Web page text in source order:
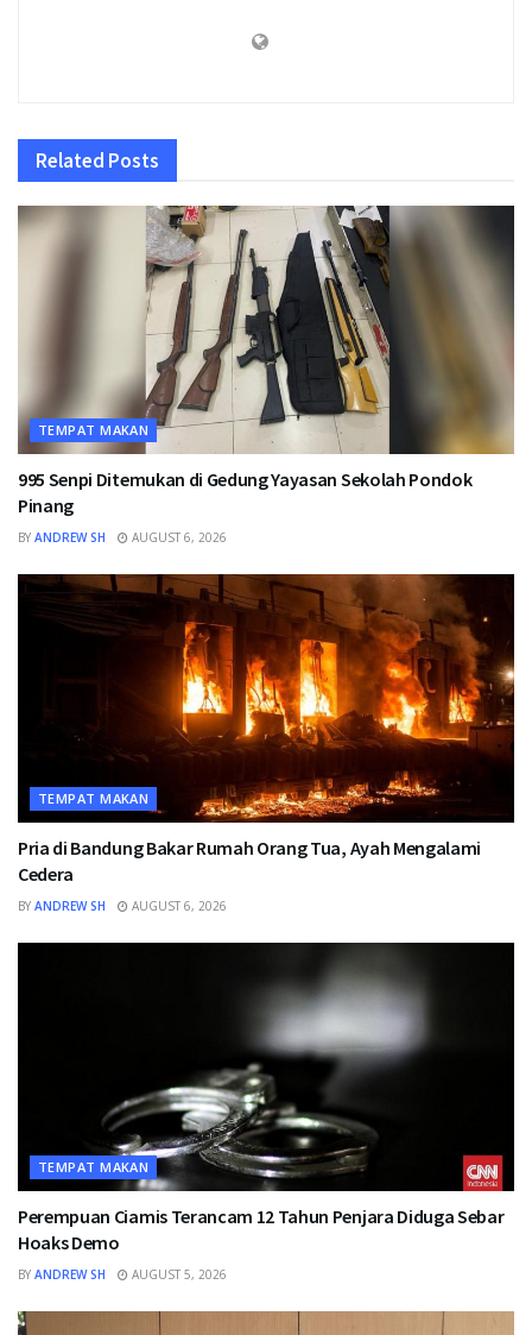
Related Posts
TEMPAT MAKAN
995 Senpi Ditemukan di Gedung Yayasan Sekolah Pondok
Pinang
BY ANDREW SH AUGUST 6, 2026
TEMPAT MAKAN
Pria di Bandung Bakar Rumah Orang Tua, Ayah Mengalami
Cedera
BY ANDREW SH AUGUST 6, 2026
TEMPAT MAKAN
Perempuan Ciamis Terancam 12 Tahun Penjara Diduga Sebar
Hoaks Demo
BY ANDREW SH AUGUST 5, 2026